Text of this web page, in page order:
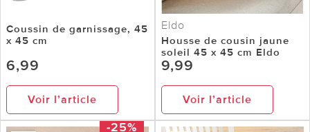
Coussin de garnissage, 45
x 45 cm
6,99
Voir l’article
Eldo
Housse de cousin jaune
soleil 45 x 45 cm Eldo
9,99
Voir l’article
-25%